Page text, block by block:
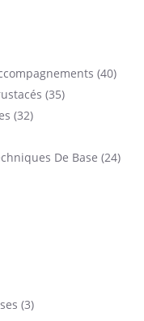
(40)
(35)
(32)
De Base (24)
(3)